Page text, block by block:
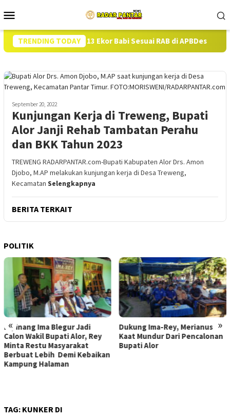
ke
Mobile
TRENDING TODAY
Pengadaan 13 Ekor Babi Sesuai RAB di APBDes
September 20, 2022
Kunjungan Kerja di Treweng, Bupati
Alor Janji Rehab Tambatan Perahu
dan BKK Tahun 2023
TREWENG RADARPANTAR.com-Bupati Kabupaten Alor Drs. Amon
Djobo, M.AP melakukan kunjungan kerja di Desa Treweng,
Kecamatan Selengkapnya
BERITA TERKAIT
POLITIK
« »
Dukung Ima-Rey, Merianus
Kaat Mundur Dari Pencalonan
Bupati Alor
MK Hapus Ambang Batas
Parlemen 4 Persen, Berlaku
Mulai 2029
TAG: KUNKER DI